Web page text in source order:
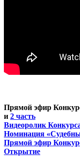
Прямой эфир
и 2 часть
Видеоролик
Номинация
Прямой эфир
Открытие